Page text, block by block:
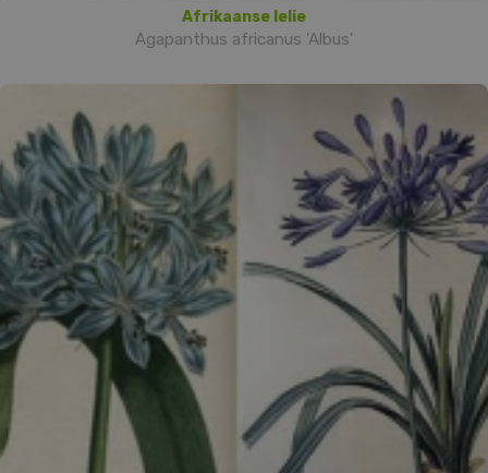
Afrikaanse lelie
Agapanthus africanus 'Albus'